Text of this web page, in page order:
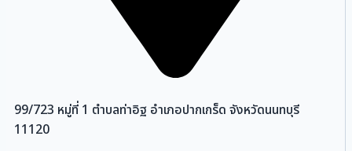
99/723 หมู่ที่ 1 ตำบลท่าอิฐ อำเภอปากเกร็ด จังหวัดนนทบุรี
11120